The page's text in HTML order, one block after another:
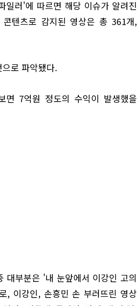
일러'에 따르면 해당 이슈가 알려진
텐츠로 감지된 영상은 총 361개,
로 파악됐다.
면 7억원 정도의 수익이 발생했을
대부분은 '내 눈앞에서 이강인 고의
, 이강인, 손흥민 손 부러뜨린 영상